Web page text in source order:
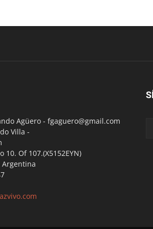
Agüero - fgaguero@gmail.com
Villa -
10. Of 107.(X5152EYN)
Argentina